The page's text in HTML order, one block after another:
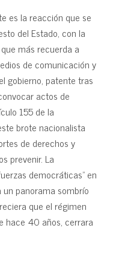
es la reacción que se
del Estado, con la
más recuerda a
de comunicación y
gobierno, patente tras
actos de
155 de la
brote nacionalista
de derechos y
prevenir. La
democráticas” en
panorama sombrío
que el régimen
hace 40 años, cerrara